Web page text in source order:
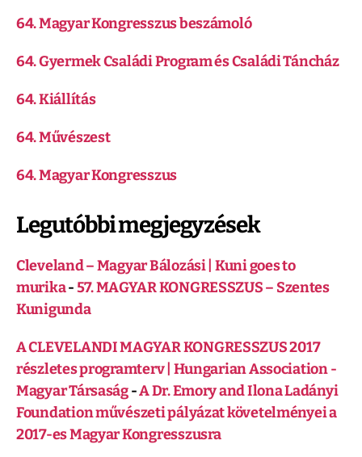
64. Magyar Kongresszus beszámoló
64. Gyermek Családi Program és Családi Táncház
64. Kiállítás
64. Művészest
64. Magyar Kongresszus
Legutóbbi megjegyzések
Cleveland – Magyar Bálozási | Kuni goes to
murika-57. MAGYAR KONGRESSZUS – Szentes
Kunigunda
A CLEVELANDI MAGYAR KONGRESSZUS 2017
részletes programterv | Hungarian Association -
Magyar Társaság-A Dr. Emory and Ilona Ladányi
Foundation művészeti pályázat követelményei a
2017-es Magyar Kongresszusra